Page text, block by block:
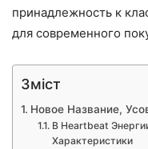
принадлежность к
для современного
Зміст
Новое Название,
В Heartbeat
Характеристики